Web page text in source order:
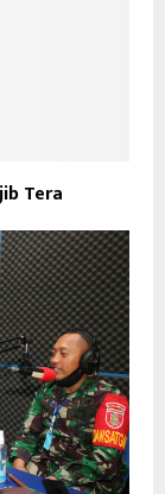
Tera